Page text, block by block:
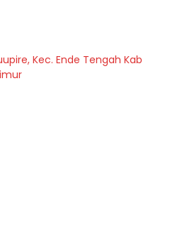
Kec. Ende Tengah Kab